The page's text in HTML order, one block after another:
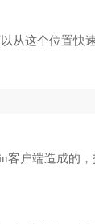
从这个位置快
户端造成的
之圈修改器